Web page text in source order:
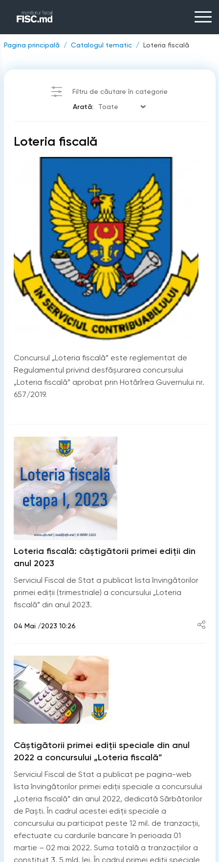
Pagina principală Catalogul tematic Loteria fiscală
Filtru de căutare în categorie
Arată:
Loteria fiscală
Concursul „Loteria fiscală” este reglementat de
Regulamentul privind desfășurarea concursului
„Loteria fiscală” aprobat prin Hotărîrea Guvernului nr.
657/2019.
Loteria fiscală: câștigătorii primei ediții din
anul 2023
Serviciul Fiscal de Stat a publicat lista învingătorilor
primei ediții (trimestriale) a concursului „Loteria
fiscală” din anul 2023.
04 Mai /2023 10:26
Câștigătorii primei ediții speciale din anul
2022 a concursului „Loteria fiscală”
Serviciul Fiscal de Stat a publicat pe pagina-web
lista învingătorilor primei ediții speciale a concursului
„Loteria fiscală” din anul 2022, dedicată Sărbătorilor
de Paști. În cadrul acestei ediții speciale a
concursului au participat peste 12 mil. de tranzacții,
efectuate cu cardurile bancare în perioada 01
martie – 02 mai 2022. Suma totală a tranzacțiilor a
constituit 3, 5 mld. lei. În cadrul primei ediții speciale